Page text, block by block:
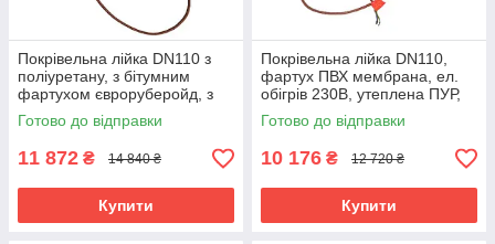
Покрівельна лійка DN110 з
поліуретану, з бітумним
фартухом євроруберойд, з
системою обігріву, Kompakt-
Kragen
Готово до відправки
11 872 ₴ 14 840 ₴
Купити
Покрівельна лійка DN110,
фартух ПВХ мембрана, ел.
обігрів 230В, утеплена ПУР,
Kompakt-Kragen Gully
Готово до відправки
10 176 ₴ 12 720 ₴
Купити